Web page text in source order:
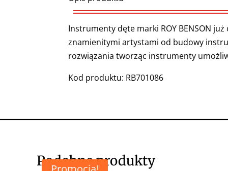
Instrumenty dęte marki ROY BENSON
znamienitymi artystami od budowy
rozwiązania tworząc instrumenty
Kod produktu: RB701086
Podobne produkty